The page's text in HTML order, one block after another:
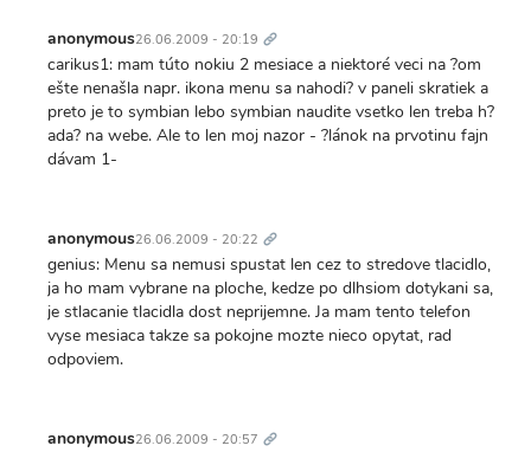
anonymous26.06.2009 - 20:19 odkaz
carikus1: mam túto nokiu 2 mesiace a niektoré veci na ?om
ešte nenašla napr. ikona menu sa nahodi? v paneli skratiek a
preto je to symbian lebo symbian naudite vsetko len treba h?
ada? na webe. Ale to len moj nazor - ?lánok na prvotinu fajn
dávam 1-
anonymous26.06.2009 - 20:22 odkaz
genius: Menu sa nemusi spustat len cez to stredove tlacidlo,
ja ho mam vybrane na ploche, kedze po dlhsiom dotykani sa,
je stlacanie tlacidla dost neprijemne. Ja mam tento telefon
vyse mesiaca takze sa pokojne mozte nieco opytat, rad
odpoviem.
anonymous26.06.2009 - 20:57 odkaz